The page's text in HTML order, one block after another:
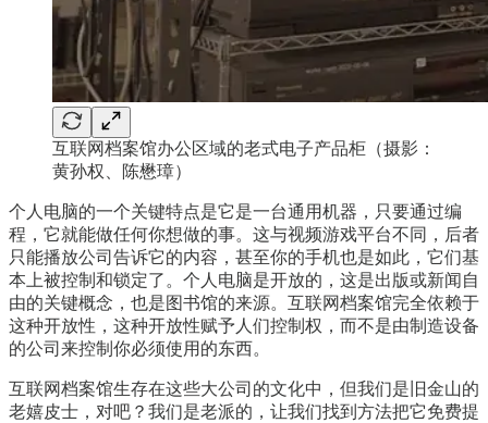
互联网档案馆办公区域的老式电子产品柜（摄影：
黄孙权、陈懋璋）
个人电脑的一个关键特点是它是一台通用机器，只要通过编
程，它就能做任何你想做的事。这与视频游戏平台不同，后者
只能播放公司告诉它的内容，甚至你的手机也是如此，它们基
本上被控制和锁定了。个人电脑是开放的，这是出版或新闻自
由的关键概念，也是图书馆的来源。互联网档案馆完全依赖于
这种开放性，这种开放性赋予人们控制权，而不是由制造设备
的公司来控制你必须使用的东西。
互联网档案馆生存在这些大公司的文化中，但我们是旧金山的
老嬉皮士，对吧？我们是老派的，让我们找到方法把它免费提